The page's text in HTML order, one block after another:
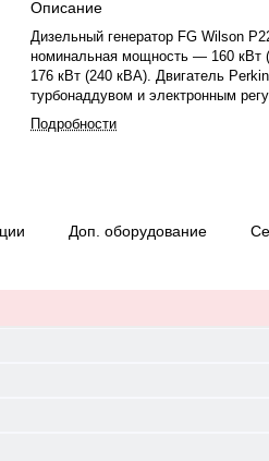
Описание
Дизельный генератор FG Wilson
номинальная мощность — 160
176 кВт (240 кВА). Двигатель
турбонаддувом и электронным
охлаждения жидкостная. Частота
Генератор синхронный,
2510×1010×1640 мм. Страна
Подробности
Доп. оборудование